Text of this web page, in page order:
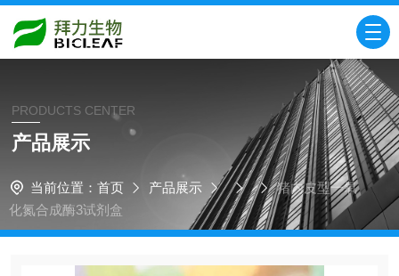
PRODUCTS CENTER
产品展示
当前位置： 首页 产品展示
猪内皮型一氧
化氮合成酶3试剂盒